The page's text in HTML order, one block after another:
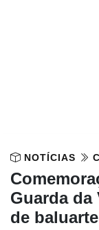
NOTÍCIAS
Guarda da
de